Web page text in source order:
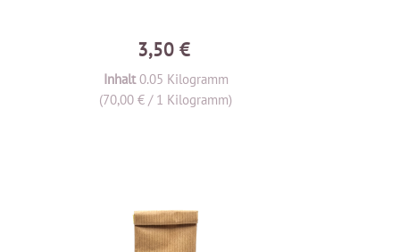
3,50 €
Inhalt 0.05 Kilogramm
(70,00 € / 1 Kilogramm)